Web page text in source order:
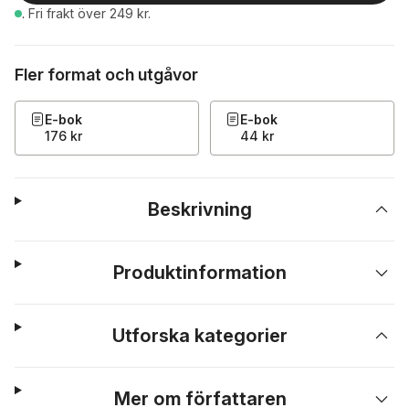
. Fri frakt över 249 kr.
Fler format och utgåvor
E-bok
176 kr
E-bok
44 kr
Beskrivning
Produktinformation
Utforska kategorier
Mer om författaren